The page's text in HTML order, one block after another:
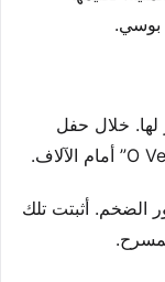
بوسي.
خلال حفل
الضخم. أثبتت تلك